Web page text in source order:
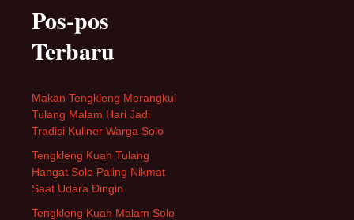
Pos-pos
Terbaru
Makan Tengkleng Merangkul
Tulang Malam Hari Jadi
Tradisi Kuliner Warga Solo
Tengkleng Kuah Tulang
Hangat Solo Paling Nikmat
Saat Udara Dingin
Tengkleng Kuah Malam Solo